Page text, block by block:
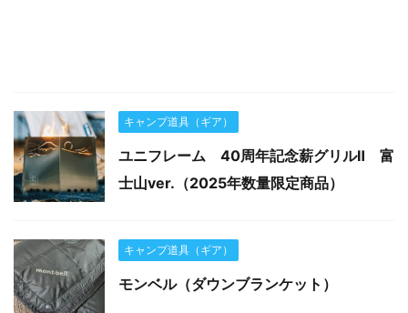
キャンプ道具（ギア）
ユニフレーム 40周年記念薪グリルⅡ 富
士山ver.（2025年数量限定商品）
キャンプ道具（ギア）
モンベル（ダウンブランケット）